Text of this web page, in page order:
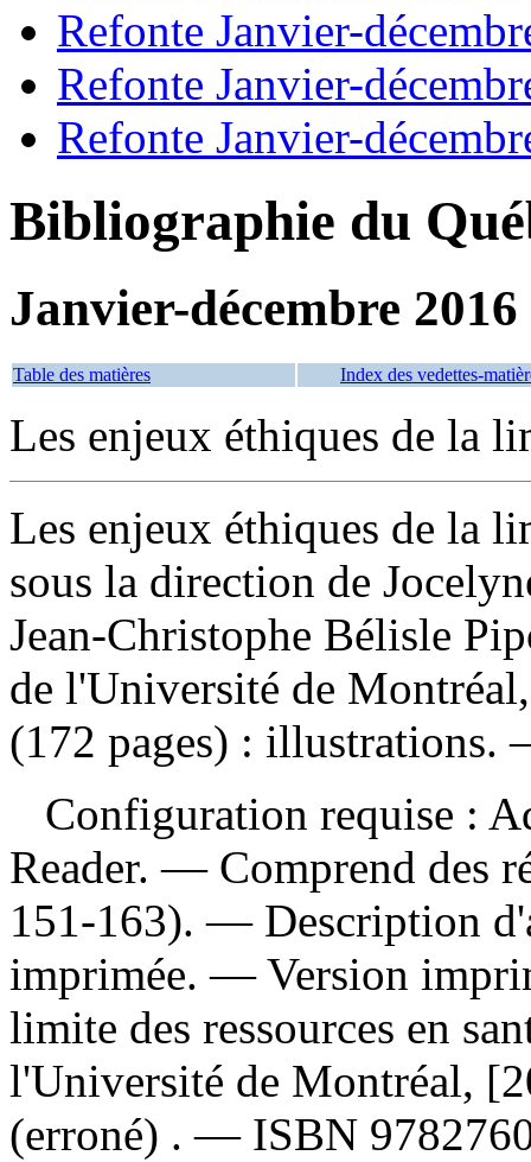
Refonte Janvier-
Refonte Janvier-
Refonte Janvier-
Bibliographie du
Janvier-décembre 2016
Table des matières Index des vedettes-
Les enjeux éthiques de la
Les enjeux éthiques de la
sous la direction de
Jean-Christophe Bélisle
de l'Université de
(172 pages) : illustrations.
Configuration requise :
Reader. — Comprend des
151-163). — Description
imprimée. —Version
limite des ressources en
l'Université de Montréal,
(erroné) . — ISBN